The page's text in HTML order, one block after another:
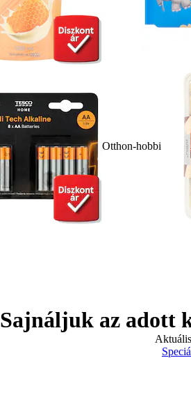
Otthon-hobbi
Sajnáljuk az adott